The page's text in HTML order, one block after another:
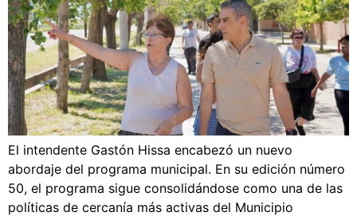
El intendente Gastón Hissa encabezó un nuevo
abordaje del programa municipal. En su edición número
50, el programa sigue consolidándose como una de las
políticas de cercanía más activas del Municipio